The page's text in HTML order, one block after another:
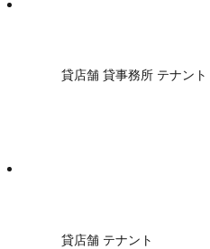
貸店舗 貸事務所 テナント
貸店舗 テナント